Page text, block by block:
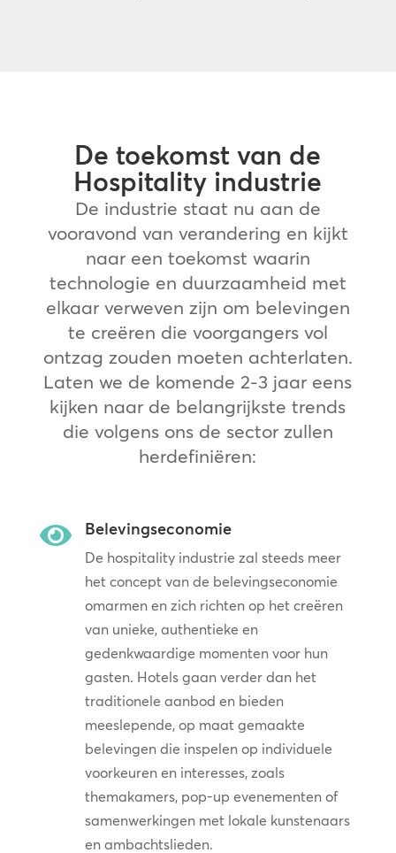
De toekomst van de
Hospitality industrie
De industrie staat nu aan de
vooravond van verandering en kijkt
naar een toekomst waarin
technologie en duurzaamheid met
elkaar verweven zijn om belevingen
te creëren die voorgangers vol
ontzag zouden moeten achterlaten.
Laten we de komende 2-3 jaar eens
kijken naar de belangrijkste trends
die volgens ons de sector zullen
herdefiniëren:
 Belevingseconomie
De hospitality industrie zal steeds meer
het concept van de belevingseconomie
omarmen en zich richten op het creëren
van unieke, authentieke en
gedenkwaardige momenten voor hun
gasten. Hotels gaan verder dan het
traditionele aanbod en bieden
meeslepende, op maat gemaakte
belevingen die inspelen op individuele
voorkeuren en interesses, zoals
themakamers, pop-up evenementen of
samenwerkingen met lokale kunstenaars
en ambachtslieden.